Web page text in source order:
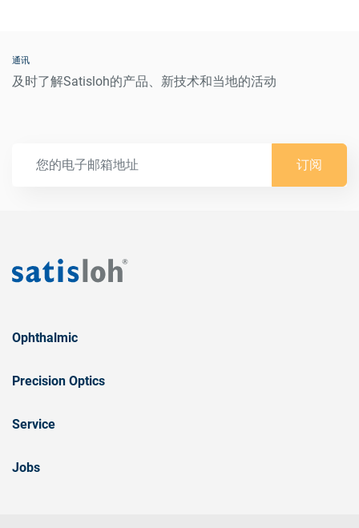
通讯
及时了解Satisloh的产品、新技术和当地的活动
订阅
Ophthalmic
Precision Optics
Service
Jobs